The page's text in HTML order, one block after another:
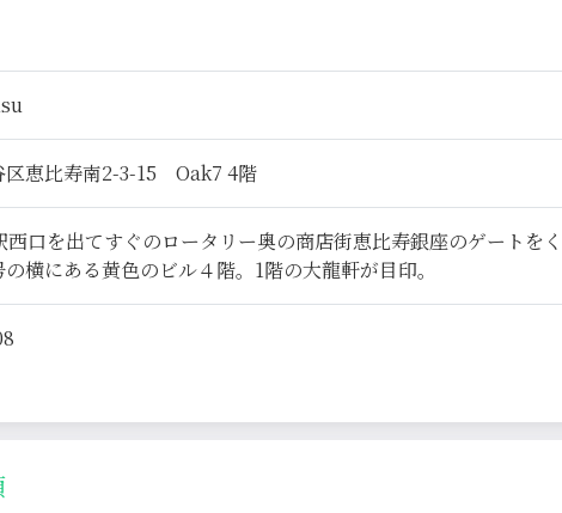
区恵比寿南2-3-15 Oak7 4階
西口を出てすぐのロータリー奥の商店街恵比寿銀座のゲートを
横にある黄色のビル４階。1階の大龍軒が目印。